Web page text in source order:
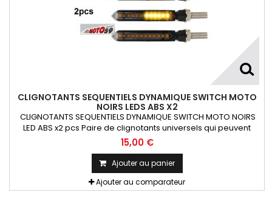
CLIGNOTANTS SEQUENTIELS DYNAMIQUE SWITCH MOTO
NOIRS LEDS ABS X2
CLIGNOTANTS SEQUENTIELS DYNAMIQUE SWITCH MOTO NOIRS
LED ABS x2 pcs Paire de clignotants universels qui peuvent
être adaptables sur toutes motos ou scooters
15,00 €
Ajouter au panier
Ajouter au comparateur